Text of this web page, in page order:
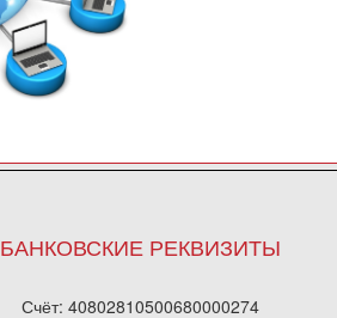
БАНКОВСКИЕ РЕКВИЗИТЫ
Счёт: 40802810500680000274